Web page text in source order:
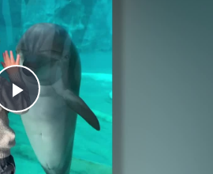
Play
Video